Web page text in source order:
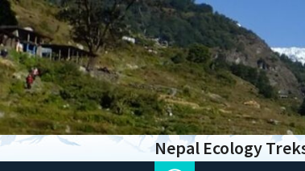
Nepal Ecology